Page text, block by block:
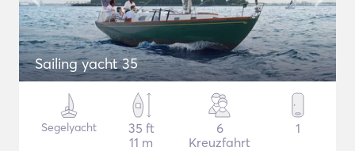
Sailing yacht 35
Segelyacht
35 ft
11 m
6
Kreuzfahrt
1